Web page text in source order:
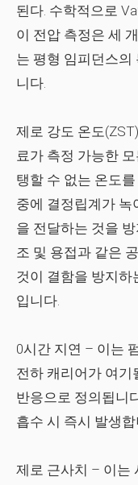
된다. 수학적으로
이 전압 측정은 세
는 평형 임피던스의
니다.
제로 강도 온도(ZST)
료가 측정 가능한
탱할 수 없는 온도
중에 결정립계가 녹
을 전달하는 것을
조 및 용접과 같은
것이 결함을 방지하
입니다.
0시간 지연 – 이는
전하 캐리어가 여기
반응으로 정의됩니
흡수 시 즉시 발생합
제로 근사치 – 이는